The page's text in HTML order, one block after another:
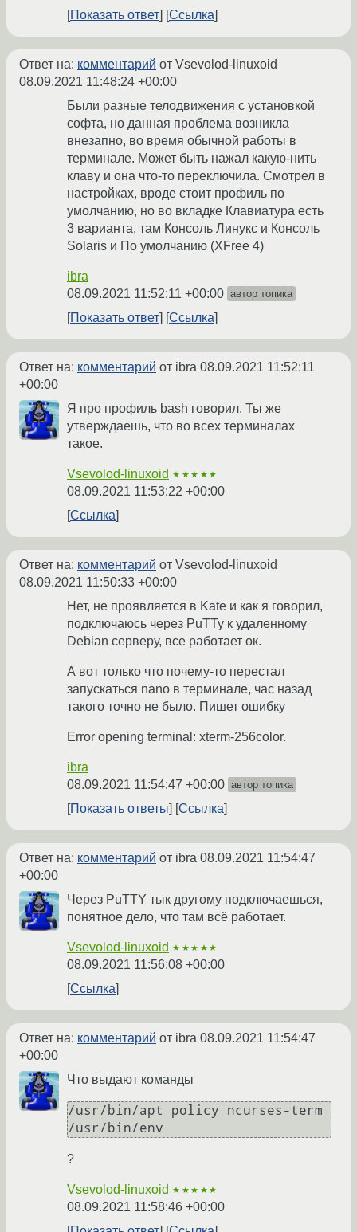
Показать ответ Ссылка
Ответ на: комментарий от Vsevolod-linuxoid
08.09.2021 11:48:24 +00:00
Были разные телодвижения с установкой
софта, но данная проблема возникла
внезапно, во время обычной работы в
терминале. Может быть нажал какую-нить
клаву и она что-то переключила. Смотрел в
настройках, вроде стоит профиль по
умолчанию, но во вкладке Клавиатура есть
3 варианта, там Консоль Линукс и Консоль
Solaris и По умолчанию (XFree 4)
ibra
08.09.2021 11:52:11 +00:00 автор топика
Показать ответ Ссылка
Ответ на: комментарий от ibra 08.09.2021 11:52:11
+00:00
Я про профиль bash говорил. Ты же
утверждаешь, что во всех терминалах
такое.
Vsevolod-linuxoid ★★★★★
08.09.2021 11:53:22 +00:00
Ссылка
Ответ на: комментарий от Vsevolod-linuxoid
08.09.2021 11:50:33 +00:00
Нет, не проявляется в Kate и как я говорил,
подключаюсь через PuTTy к удаленному
Debian серверу, все работает ок.
А вот только что почему-то перестал
запускаться nano в терминале, час назад
такого точно не было. Пишет ошибку
Error opening terminal: xterm-256color.
ibra
08.09.2021 11:54:47 +00:00 автор топика
Показать ответы Ссылка
Ответ на: комментарий от ibra 08.09.2021 11:54:47
+00:00
Через PuTTY тык другому подключаешься,
понятное дело, что там всё работает.
Vsevolod-linuxoid ★★★★★
08.09.2021 11:56:08 +00:00
Ссылка
Ответ на: комментарий от ibra 08.09.2021 11:54:47
+00:00
Что выдают команды
/usr/bin/apt policy ncurses-term
/usr/bin/env
?
Vsevolod-linuxoid ★★★★★
08.09.2021 11:58:46 +00:00